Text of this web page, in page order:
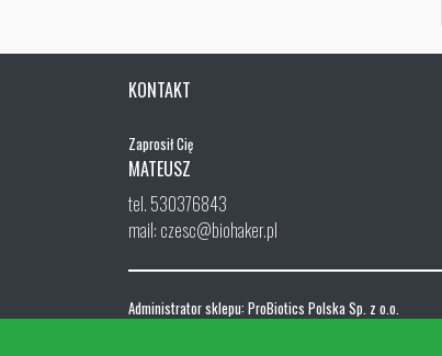
KONTAKT
Zaprosił Cię
MATEUSZ
tel. 530376843
mail: czesc@biohaker.pl
Administrator sklepu: ProBiotics Polska Sp. z o.o.